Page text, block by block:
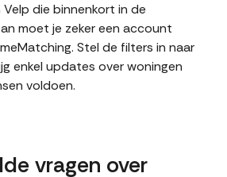
die binnenkort in de
moet je zeker een account
Stel de filters in naar
enkel updates over woningen
voldoen.
vragen over